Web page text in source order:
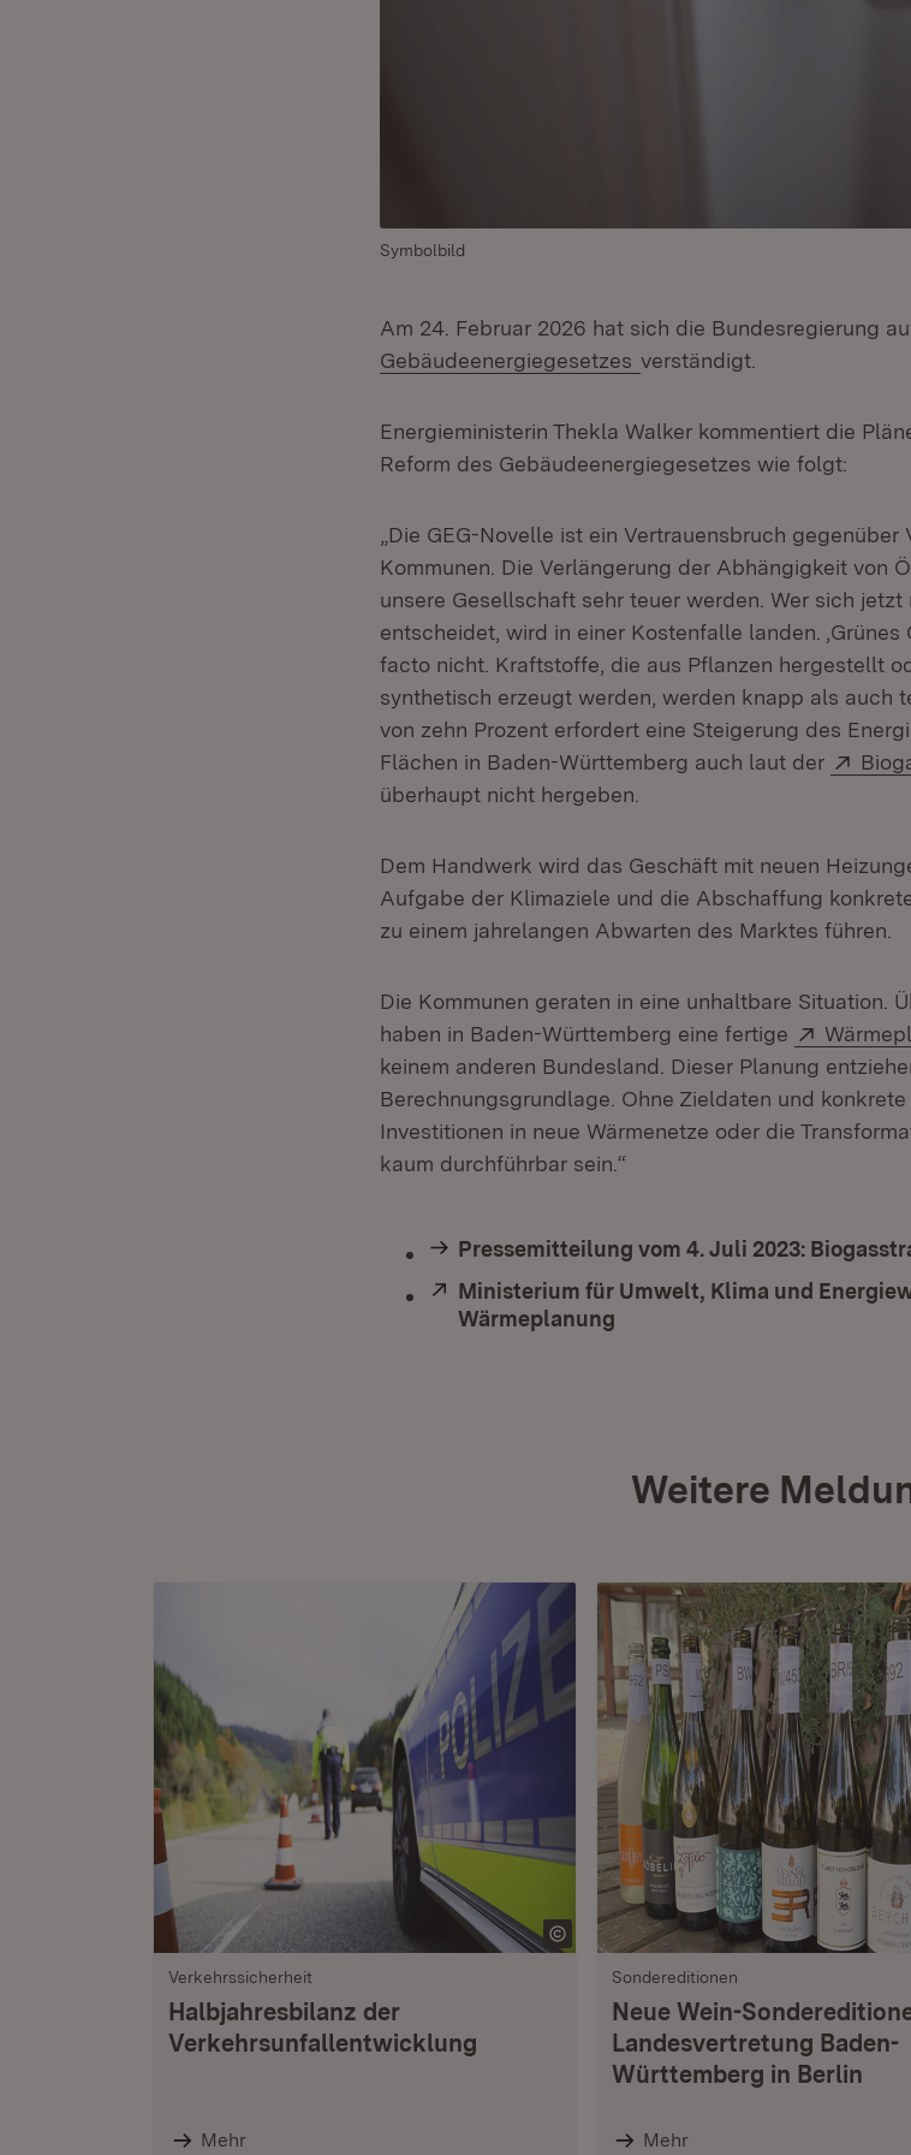
Symbolbild
Am 24. Februar 2026 hat sich die Bundesregierung
Gebäudeenergiegesetzes (Öffnet in neuem Fenster)
verständigt.
Energieministerin Thekla Walker kommentiert die
Reform des Gebäudeenergiegesetzes wie folgt:
„Die GEG-Novelle ist ein Vertrauensbruch
Kommunen. Die Verlängerung der Abhängigkeit von
unsere Gesellschaft sehr teuer werden. Wer sich
entscheidet, wird in einer Kostenfalle landen.
facto nicht. Kraftstoffe, die aus Pflanzen hergestellt
synthetisch erzeugt werden, werden knapp als auch
von zehn Prozent erfordert eine Steigerung des
Flächen in Baden-Württemberg auch laut der
überhaupt nicht hergeben.
Dem Handwerk wird das Geschäft mit neuen
Aufgabe der Klimaziele und die Abschaffung
zu einem jahrelangen Abwarten des Marktes führen.
Die Kommunen geraten in eine unhaltbare Situation.
haben in Baden-Württemberg eine fertige
Extern:
keinem anderen Bundesland. Dieser Planung
Berechnungsgrundlage. Ohne Zieldaten und
Investitionen in neue Wärmenetze oder die
kaum durchführbar sein.“
Pressemitteilung vom 4. Juli 2023:
Extern:
Ministerium für Umwelt, Klima und
Wärmeplanung
Weitere
Verkehrssicherheit
Halbjahresbilanz der
Verkehrsunfallentwicklung
Mehr
Sondereditionen
Neue Wein-
Landesvertretung Baden-
Württemberg in Berlin
Mehr